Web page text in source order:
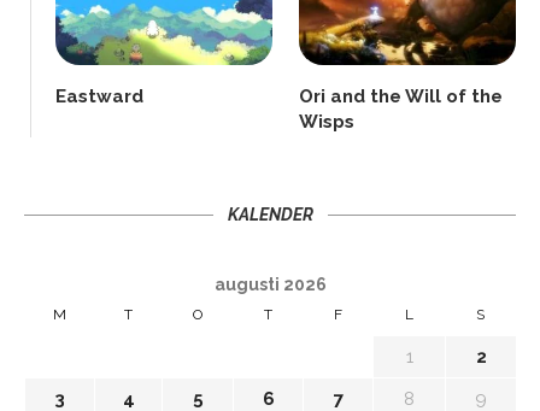
Eastward
Ori and the Will of the
Wisps
KALENDER
augusti 2026
M T O T F L S
1
2
3
4 5 6 7 8
9